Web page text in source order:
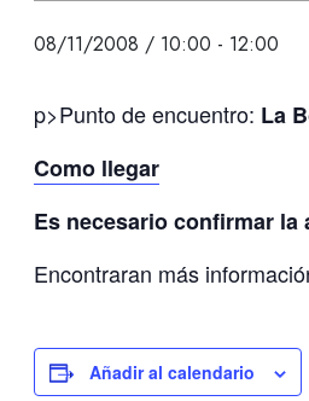
08/11/2008 / 10:00 - 12:00
p>Punto de encuentro: La
Como llegar
Es necesario confirmar la
Encontraran más
Añadir al calendario